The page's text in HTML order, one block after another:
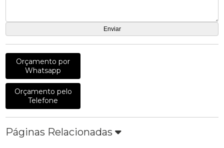
Orçamento por
Whatsapp
Orçamento pelo
Telefone
Páginas Relacionadas